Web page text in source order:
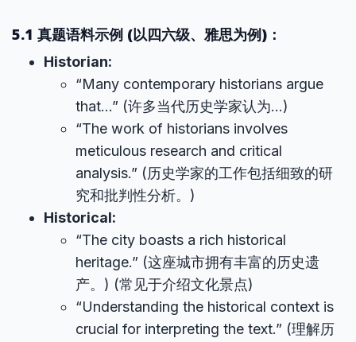
5.1 真题语料示例 (以四六级、雅思为例)：
Historian:
“Many contemporary historians argue
that…” (许多当代历史学家认为…)
“The work of historians involves
meticulous research and critical
analysis.” (历史学家的工作包括细致的研
究和批判性分析。)
Historical:
“The city boasts a rich historical
heritage.” (这座城市拥有丰富的历史遗
产。) (常见于介绍文化景点)
“Understanding the historical context is
crucial for interpreting the text.” (理解历